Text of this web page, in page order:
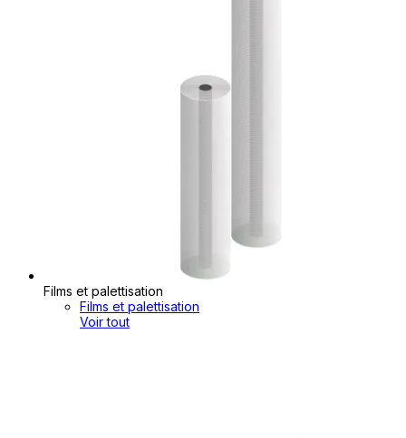
Films et palettisation
Films et palettisation
Voir tout